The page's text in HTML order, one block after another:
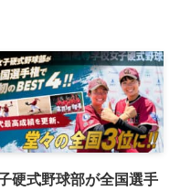
硬式野球部が全国選手